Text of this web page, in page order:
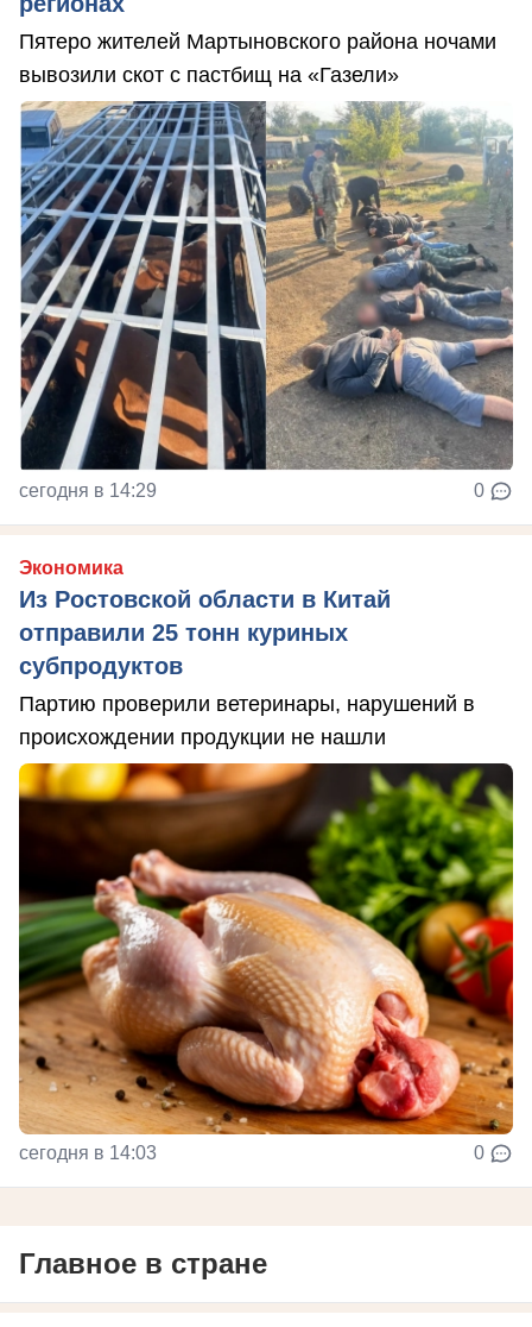
Пятеро жителей Мартыновского района ночами
вывозили скот с пастбищ на «Газели»
сегодня в 14:29 0
Экономика
Из Ростовской области в Китай
отправили 25 тонн куриных
субпродуктов
Партию проверили ветеринары, нарушений в
происхождении продукции не нашли
сегодня в 14:03 0
Главное в стране